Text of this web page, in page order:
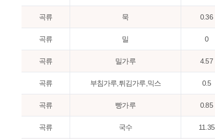
곡류 묵 0.36
곡류 밀 0
곡류 밀가루 4.57
곡류 부침가루,튀김가루,믹스 0.5
곡류 빵가루 0.85
곡류 국수 11.35